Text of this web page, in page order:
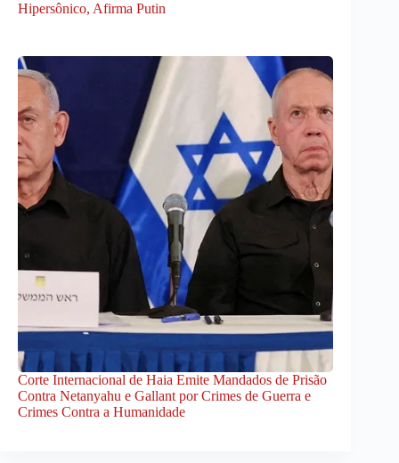
Hipersônico, Afirma Putin
Corte Internacional de Haia Emite Mandados de Prisão
Contra Netanyahu e Gallant por Crimes de Guerra e
Crimes Contra a Humanidade